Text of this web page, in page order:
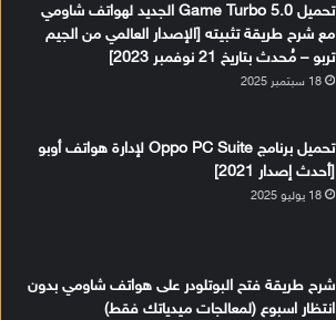
تحميل Game Turbo 5.0 الجديد لهواتف شاومي
مع شرح طريقة تثبيته [الإصدار العالمي من الجيم
تربو – مُحدث بتاريخ 21 نوفمبر 2023]
18 سبتمبر 2025
تحميل برنامج Oppo PC Suite لإدارة هواتف أوبو
[أحدث إصدار 2021]
18 يوليو 2025
شرح طريقة فتح البوتلودر على هواتف شاومي بدون
انتظار اسبوع (لمعالجات ميدياتك فقط)